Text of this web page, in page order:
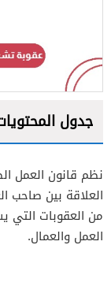
جدول
2
3
العلاقة بين صاحب
من العقوبات التي
العمل والعمال.